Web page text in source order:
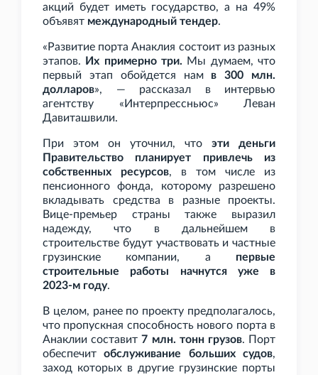
акций будет иметь государство, а на 49%
объявят международный тендер.
«Развитие порта Анаклия состоит из разных
этапов.
Их примерно три. Мы думаем, что
первый этап обойдется нам в 300
млн.
долларов», — рассказал в интервью
агентству «Интерпрессньюс» Леван
Давиташвили.
При этом он уточнил, что эти деньги
Правительство планирует привлечь из
собственных ресурсов, в том числе из
пенсионного фонда, которому разрешено
вкладывать средства в разные проекты.
Вице-премьер страны также выразил
надежду, что в дальнейшем в
строительстве будут участвовать и частные
грузинские компании, а первые
строительные работы начнутся уже в
2023-м году.
В целом, ранее по проекту предполагалось,
что пропускная способность нового порта в
Анаклии составит7 млн. тонн грузов. Порт
обеспечитобслуживание больших судов,
заход которых в другие грузинские порты